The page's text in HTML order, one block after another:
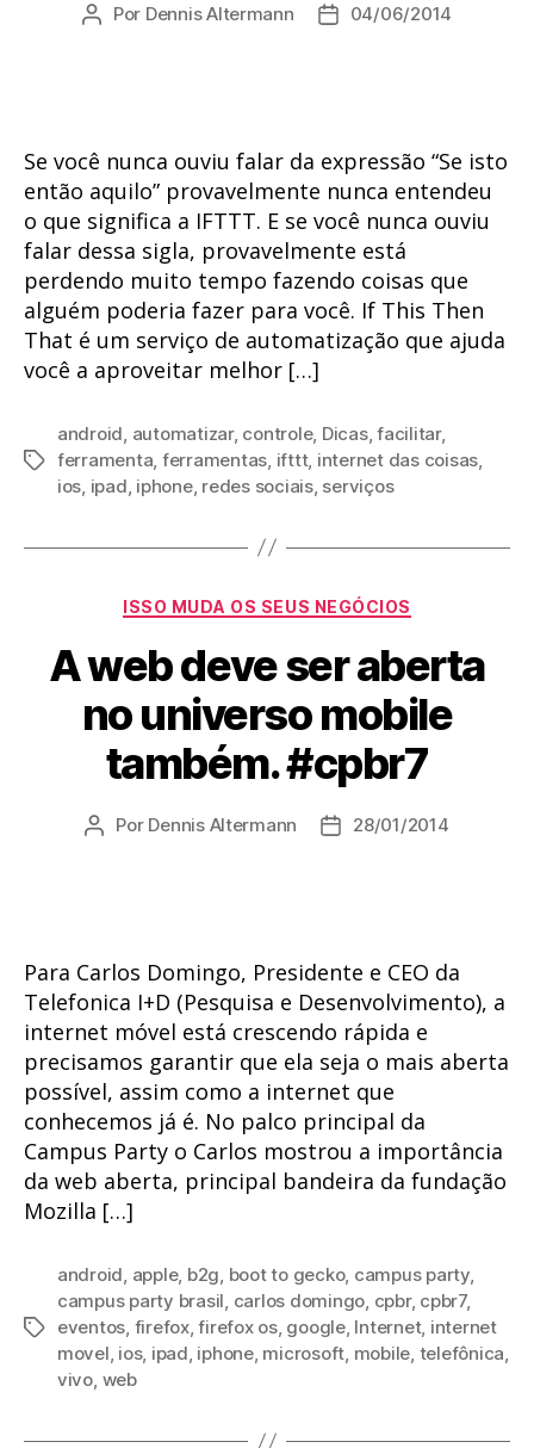
Autor
Por Dennis Altermann
Data04/06/2014
Se você nunca ouviu falar da expressão “Se isto
então aquilo” provavelmente nunca entendeu
o que significa a IFTTT. E se você nunca ouviu
falar dessa sigla, provavelmente está
perdendo muito tempo fazendo coisas que
alguém poderia fazer para você. If This Then
That é um serviço de automatização que ajuda
você a aproveitar melhor […]
Tags
android, automatizar, controle, Dicas,facilitar,
ferramenta, ferramentas, ifttt, internet das coisas,
ios, ipad, iphone, redes sociais, serviços
Categorias
ISSO MUDA OS SEUS NEGÓCIOS
A web deve ser aberta
no universo mobile
também. #cpbr7
Autor
Por Dennis Altermann
Data28/01/2014
Para Carlos Domingo, Presidente e CEO da
Telefonica I+D (Pesquisa e Desenvolvimento), a
internet móvel está crescendo rápida e
precisamos garantir que ela seja o mais aberta
possível, assim como a internet que
conhecemos já é. No palco principal da
Campus Party o Carlos mostrou a importância
da web aberta, principal bandeira da fundação
Mozilla […]
Tags
android, apple, b2g, boot to gecko, campus party,
campus party brasil, carlos domingo, cpbr, cpbr7,
eventos, firefox,firefox os, google, Internet, internet
movel, ios, ipad, iphone, microsoft, mobile, telefônica,
vivo, web